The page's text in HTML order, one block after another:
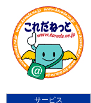
サービス